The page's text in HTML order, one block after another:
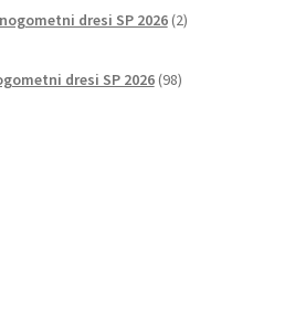
dresi SP 2026 2izdelka
dresi SP 2026 98izdelkov